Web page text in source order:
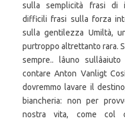
sulla semplicità frasi di
difficili frasi sulla forza
sulla gentilezza Umiltà,
purtroppo altrettanto rara.
sempre.. lâuno
contare Anton Vanligt
dovremmo lavare il
biancheria: non per
nostra vita, come